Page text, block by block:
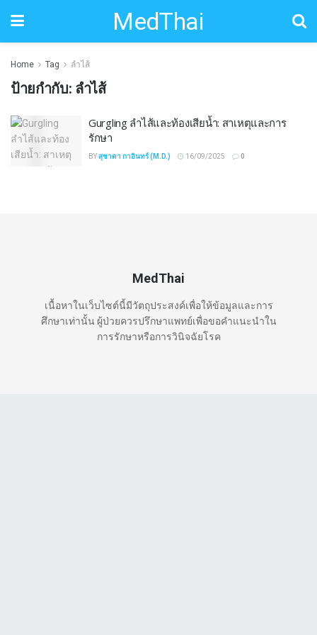
MedThai
Home Tag ลำไส้
ป้ายกำกับ: ลำไส้
Gurgling ลำไส้และท้องเสียน้ำ: สาเหตุและการ
รักษา
BYสุชาดา กาอินทร์ (M.D.) 16/09/2025 0
MedThai
เนื้อหาในเว็บไซต์นี้มีวัตถุประสงค์เพื่อให้ข้อมูลและการ
ศึกษาเท่านั้น ผู้ป่วยควรปรึกษาแพทย์เพื่อขอคำแนะนำใน
การรักษาหรือการวินิจฉัยโรค